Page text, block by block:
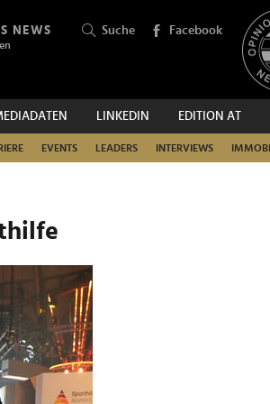
NEWS Suche Facebook
LINKEDIN EDITION AT
EVENTS LEADERS INTERVIEWS
SUCHEN